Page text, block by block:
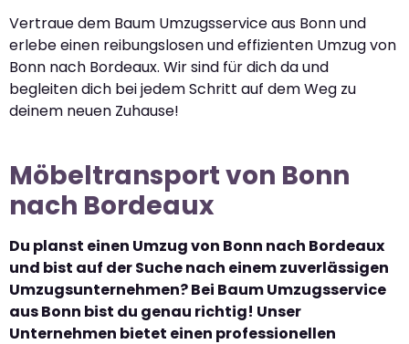
Vertraue dem Baum Umzugsservice aus Bonn und
erlebe einen reibungslosen und effizienten Umzug von
Bonn nach Bordeaux. Wir sind für dich da und
begleiten dich bei jedem Schritt auf dem Weg zu
deinem neuen Zuhause!
Möbeltransport von Bonn
nach Bordeaux
Du planst einen Umzug von Bonn nach Bordeaux
und bist auf der Suche nach einem zuverlässigen
Umzugsunternehmen? Bei Baum Umzugsservice
aus Bonn bist du genau richtig! Unser
Unternehmen bietet einen professionellen